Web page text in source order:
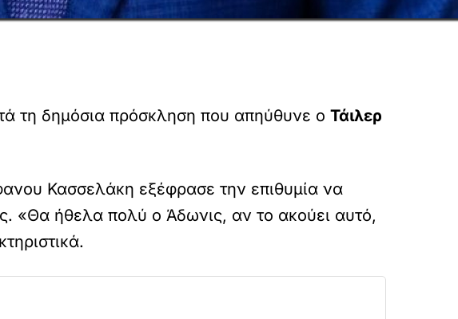
τη δημόσια πρόσκληση που απηύθυνε ο Τάιλερ
Κασσελάκη εξέφρασε την επιθυμία να
«Θα ήθελα πολύ ο Άδωνις, αν το ακούει αυτό,